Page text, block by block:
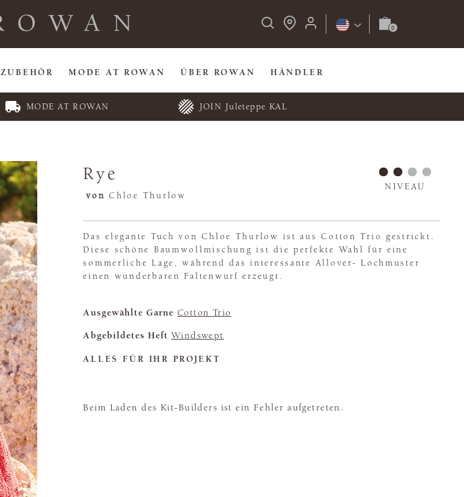
ZUBEHÖR MODE AT ROWAN ÜBER ROWAN HÄNDLER
MODE AT ROWAN JOIN Juleteppe KAL
Rye
von Chloe Thurlow
NIVEAU
Das elegante Tuch von Chloe Thurlow ist aus Cotton Trio gestrickt.
Diese schöne Baumwollmischung ist die perfekte Wahl für eine
sommerliche Lage, während das interessante Allover- Lochmuster
einen wunderbaren Faltenwurf erzeugt.
Ausgewählte Garne Cotton Trio
Abgebildetes Heft Windswept
ALLES FÜR IHR PROJEKT
Beim Laden des Kit-Builders ist ein Fehler aufgetreten.